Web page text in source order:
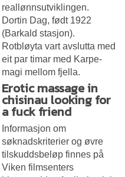
reallønnsutviklingen.
Dortin Dag, født 1922
(Barkald stasjon).
Rotbløyta vart avslutta med
eit par timar med Karpe-
magi mellom fjella.
Erotic massage in
chisinau looking for
a fuck friend
Informasjon om
søknadskriterier og øvre
tilskuddsbeløp finnes på
Viken filmsenters